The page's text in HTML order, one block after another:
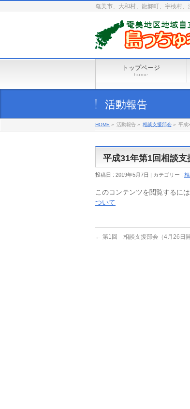
奄美市、大和村、龍郷町、宇検村
トップページ
home
活動報告
HOME » 活動報告 » 相談支援部会 » 平成
平成31年第1回相談支
投稿日 : 2019年5月7日 | カテゴリー :
このコンテンツを閲覧するに
ついて
← 第1回 相談支援部会（4月26日開